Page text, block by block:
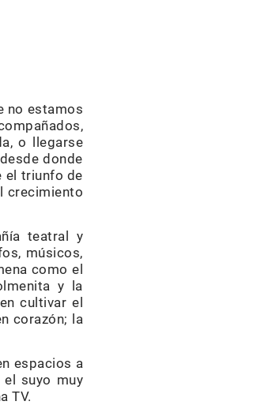
no estamos
o llegarse
donde
el triunfo de
crecimiento
teatral y
músicos,
como el
y la
cultivar el
corazón; la
espacios a
el suyo muy
TV.